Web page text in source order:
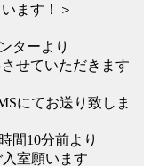
ます！＞
ターより
せていただきます
にてお送り致しま
間10分前より
室願います